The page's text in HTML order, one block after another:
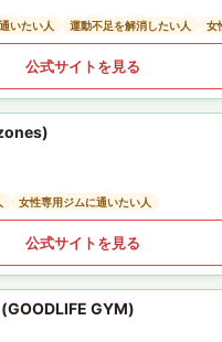
いたい人
運動不足を解消したい人 女
公式サイトを見る
女性専用ジムに通いたい人
公式サイトを見る
GYM)